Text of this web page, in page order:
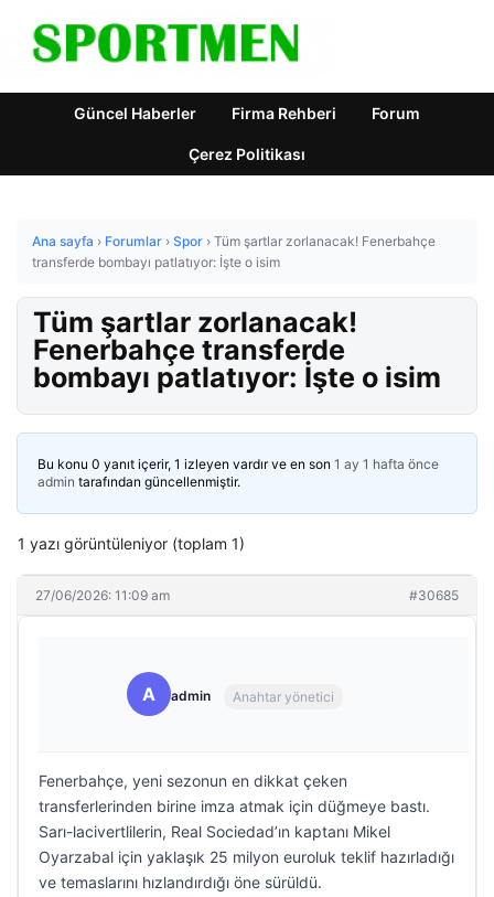
Güncel Haberler Firma Rehberi Forum
Çerez Politikası
Ana sayfa › Forumlar › Spor › Tüm şartlar zorlanacak! Fenerbahçe
transferde bombayı patlatıyor: İşte o isim
Tüm şartlar zorlanacak!
Fenerbahçe transferde
bombayı patlatıyor: İşte o isim
Bu konu 0 yanıt içerir, 1 izleyen vardır ve en son 1 ay 1 hafta önce
admin tarafından güncellenmiştir.
1 yazı görüntüleniyor (toplam 1)
27/06/2026: 11:09 am #30685
A admin Anahtar yönetici
Fenerbahçe, yeni sezonun en dikkat çeken
transferlerinden birine imza atmak için düğmeye bastı.
Sarı-lacivertlilerin, Real Sociedad’ın kaptanı Mikel
Oyarzabal için yaklaşık 25 milyon euroluk teklif hazırladığı
ve temaslarını hızlandırdığı öne sürüldü.